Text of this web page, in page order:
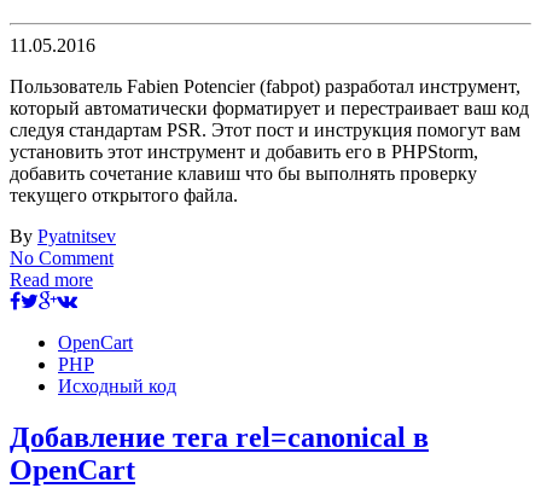
11.05.2016
Пользователь Fabien Potencier (fabpot) разработал инструмент,
который автоматически форматирует и перестраивает ваш код
следуя стандартам PSR. Этот пост и инструкция помогут вам
установить этот инструмент и добавить его в PHPStorm,
добавить сочетание клавиш что бы выполнять проверку
текущего открытого файла.
By Pyatnitsev
No Comment
Read more
OpenCart
PHP
Исходный код
Добавление тега rel=canonical в
OpenCart